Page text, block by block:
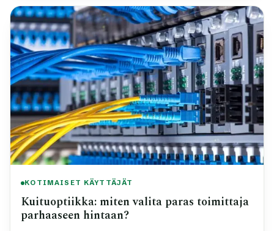
KOTIMAISET KÄYTTÄJÄT
Kuituoptiikka: miten valita paras toimittaja
parhaaseen hintaan?